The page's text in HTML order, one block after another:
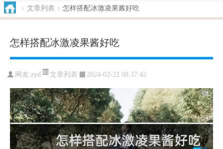
> 文章列表 > 怎样搭配冰激凌果酱好吃
怎样搭配冰激凌果酱好吃
网友:zyd 文章列表 2024-02-22 08:37:42